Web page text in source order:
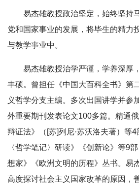
易杰雄教授政治坚定，始终坚持
党和国家事业的发展，将毕生的精力
与教学事业中。
易杰雄教授治学严谨，学养深厚
丰硕。曾担任《中国大百科全书》第
义哲学分支主编。多次出国讲学并参
外重要期刊发表论文100多篇。精通
辩证法》（[苏]列尼·苏沃洛夫著）等
〈哲学笔记〉研读》《创新论》等9
想家》《欧洲文明的历程》丛书。易
高度探讨社会主义国家改革的原因，